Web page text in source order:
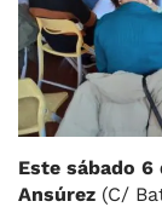
k
Este sábado 6
Ansúrez (C/